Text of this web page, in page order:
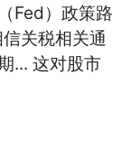
Fed）政策路
关税相关通
... 这对股市